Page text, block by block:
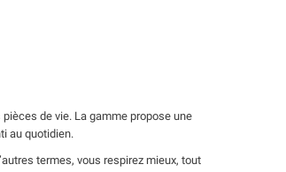
de vie. La gamme propose une
au quotidien.
termes, vous respirez mieux, tout